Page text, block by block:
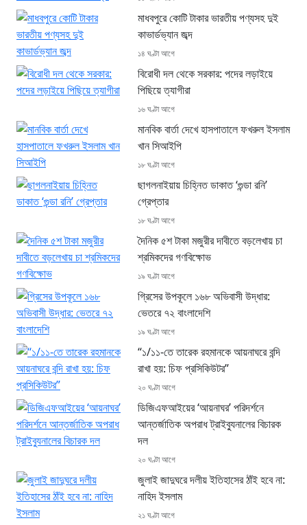
মাধবপুরে কোটি টাকার ভারতীয় পণ্যসহ দুই
কাভার্ডভ্যান জব্দ
১৪ ঘণ্টা আগে
বিরোধী দল থেকে সরকার: পদের লড়াইয়ে
পিছিয়ে ত্যাগীরা
১৬ ঘণ্টা আগে
মানবিক বার্তা দেখে হাসপাতালে ফখরুল ইসলাম
খান সিআইপি
১৮ ঘণ্টা আগে
ছাগলনাইয়ায় চিহ্নিত ডাকাত ‘গুন্ডা রনি’
গ্রেপ্তার
১৮ ঘণ্টা আগে
দৈনিক ৫শ টাকা মজুরীর দাবীতে বড়লেখায় চা
শ্রমিকদের গণবিক্ষোভ
১৯ ঘণ্টা আগে
গ্রিসের উপকূলে ১৬৮ অভিবাসী উদ্ধার:
ভেতরে ৭২ বাংলাদেশি
১৯ ঘণ্টা আগে
“১/১১-তে তারেক রহমানকে আয়নাঘরে বন্দি
রাখা হয়: চিফ প্রসিকিউটর”
২০ ঘণ্টা আগে
ডিজিএফআইয়ের ‘আয়নাঘর’ পরিদর্শনে
আন্তর্জাতিক অপরাধ ট্রাইব্যুনালের বিচারক
দল
২০ ঘণ্টা আগে
জুলাই জাদুঘরে দলীয় ইতিহাসের ঠাঁই হবে না:
নাহিদ ইসলাম
২১ ঘণ্টা আগে